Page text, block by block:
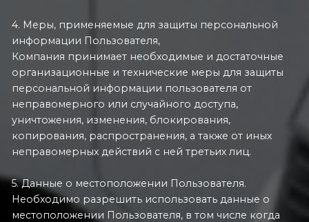
4. Меры, применяемые для защиты персональной
информации Пользователя,
Компания принимает необходимые и достаточные
организационные и технические меры для защиты
персональной информации пользователя от
неправомерного или случайного доступа,
уничтожения, изменения, блокирования,
копирования, распространения, а также от иных
неправомерных действий с ней третьих лиц.
5. Данные о местоположении Пользователя.
Необходимо разрешить использовать данные о
местоположении Пользователя, в том числе когда